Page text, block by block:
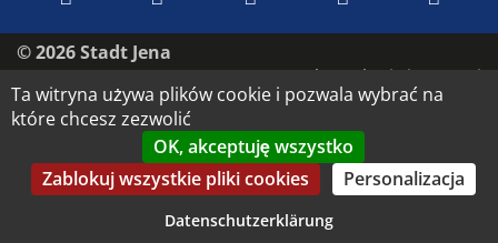
© 2026 Stadt Jena
Skontaktuj się z nami
Dostępność
Polityka prywatności
Nadruk
Prawa do wizerunku i prawa autorskie
Datenschutz-Einstellungen anpassen
Ta witryna używa plików cookie i pozwala wybrać na
które chcesz zezwolić
OK, akceptuję wszystko
Zablokuj wszystkie pliki cookies
Personalizacja
Datenschutzerklärung